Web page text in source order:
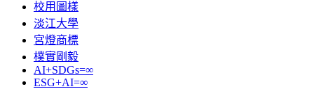
校用圖樣
淡江大學
宮燈商標
樸實剛毅
AI+SDGs=∞
ESG+AI=∞